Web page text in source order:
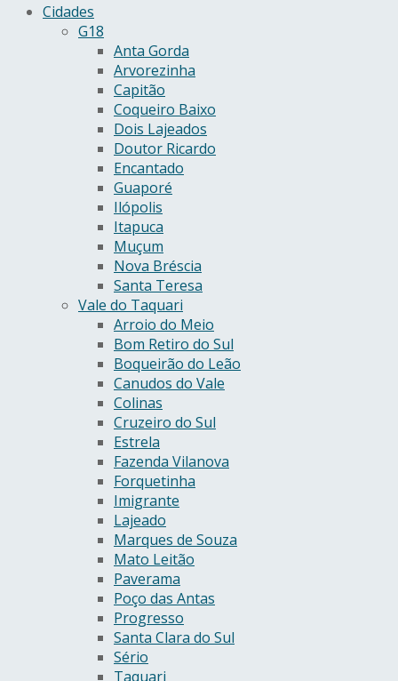
Cidades
G18
Anta Gorda
Arvorezinha
Capitão
Coqueiro Baixo
Dois Lajeados
Doutor Ricardo
Encantado
Guaporé
Ilópolis
Itapuca
Muçum
Nova Bréscia
Santa Teresa
Vale do Taquari
Arroio do Meio
Bom Retiro do Sul
Boqueirão do Leão
Canudos do Vale
Colinas
Cruzeiro do Sul
Estrela
Fazenda Vilanova
Forquetinha
Imigrante
Lajeado
Marques de Souza
Mato Leitão
Paverama
Poço das Antas
Progresso
Santa Clara do Sul
Sério
Taquari